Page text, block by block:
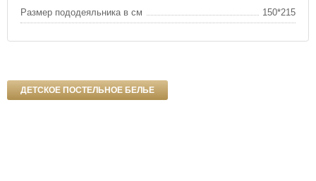
Размер пододеяльника в см
150*215
ДЕТСКОЕ ПОСТЕЛЬНОЕ БЕЛЬЕ